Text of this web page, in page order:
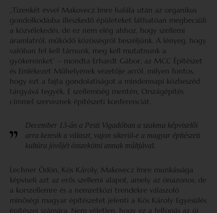
„Tizenkét évvel Makovecz Imre halála után az organikus
gondolkodásba illeszkedő épületeket láthatóan megbecsüli
a közvélekedés, de ez nem elég ahhoz, hogy szellemi
áramlatról, működő közösségről beszéljünk. A lényeg, hogy
valóban fel kell tárnunk, meg kell mutatnunk a
gyökereinket” – mondta Erhardt Gábor, az MCC Építészet
és Emlékezet Műhelyének vezetője arról, milyen fontos,
hogy ezt a fajta gondolatiságot a mindennapi közbeszéd
tárgyává tegyék. E szellemiség mentén, Országépítés
címmel szerveznek építészeti konferenciát.
December 13-án a Pesti Vigadóban a szakma képviselői
arra keresik a választ, vajon sikerül-e a magyar építészeti
kultúra jövőjét összekötni annak múltjával.
Lechner Ödön, Kós Károly, Makovecz Imre munkássága
képviseli azt az erős szellemi alapot, amely az önazonos, de
a korszellemre és a nemzetközi trendekre válaszoló
minőségi magyar építészetet jelenti a Kós Károly Egyesülés
építészei számára. Nem véletlen, hogy ez a felfogás az új